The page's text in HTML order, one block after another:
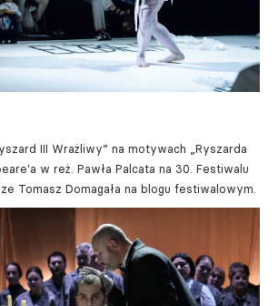
III Wrażliwy” na motywach „Ryszarda
w reż. Pawła Palcata na 30. Festiwalu
Tomasz Domagała na blogu festiwalowym.